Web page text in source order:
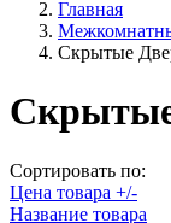
Главная
Скрытые
Сортировать по:
Цена товара +/-
Название товара